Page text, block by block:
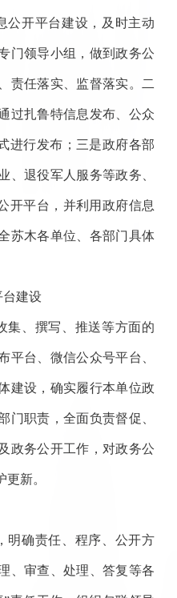
公开平台建设，及时主动
门领导小组，做到政务公
责任落实、监督落实。二
过扎鲁特信息发布、公众
进行发布；三是政府各部
、退役军人服务等政务、
开平台，并利用政府信息
苏木各单位、各部门具体
台建设
集、撰写、推送等方面的
平台、微信公众号平台、
建设，确实履行本单位政
门职责，全面负责督促、
政务公开工作，对政务公
新。
明确责任、程序、公开方
、审查、处理、答复等各